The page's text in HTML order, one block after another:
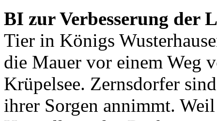
BI zur Verbesserung der
Tier in Königs
die Mauer vor einem Weg
Krüpelsee. Zernsdorfer
ihrer Sorgen annimmt.